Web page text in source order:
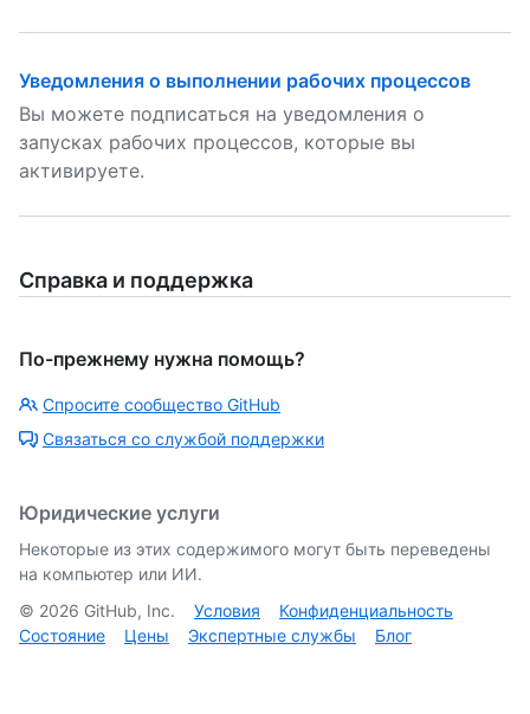
Уведомления о выполнении рабочих процессов
Вы можете подписаться на уведомления о
запусках рабочих процессов, которые вы
активируете.
Справка и поддержка
По-прежнему нужна помощь?
Спросите сообщество GitHub
Связаться со службой поддержки
Юридические услуги
Некоторые из этих содержимого могут быть переведены
на компьютер или ИИ.
© 2026 GitHub, Inc. Условия
Конфиденциальность
Состояние
Цены Экспертные службы Блог